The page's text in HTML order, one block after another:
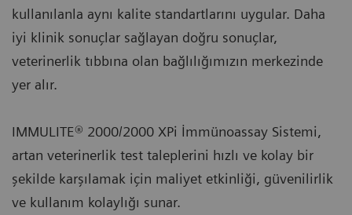
kullanılanla aynı kalite standartlarını uygular. Daha
iyi klinik sonuçlar sağlayan doğru sonuçlar,
veterinerlik tıbbına olan bağlılığımızın merkezinde
yer alır.
IMMULITE® 2000/2000 XPi İmmünoassay Sistemi,
artan veterinerlik test taleplerini hızlı ve kolay bir
şekilde karşılamak için maliyet etkinliği, güvenilirlik
ve kullanım kolaylığı sunar.